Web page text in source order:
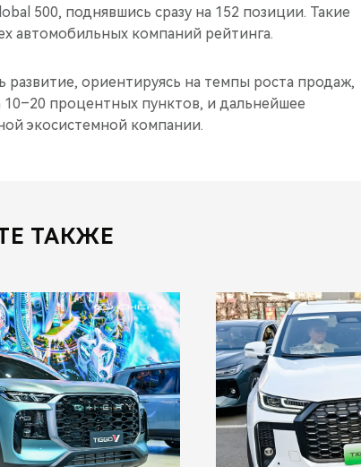
500, поднявшись сразу на 152 позиции. Такие
автомобильных компаний рейтинга.
ориентируясь на темпы роста продаж,
процентных пунктов, и дальнейшее
экосистемной компании.
ТАКЖЕ